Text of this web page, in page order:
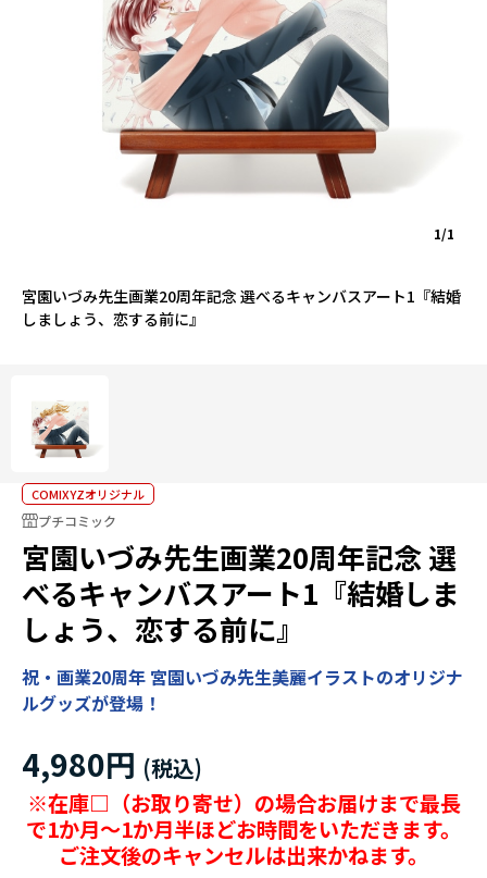
宮園いづみ先生画業20周年記念 選べるキャンバスアート1『結婚
しましょう、恋する前に』
1/1
COMIXYZオリジナル
プチコミック
宮園いづみ先生画業20周年記念 選
べるキャンバスアート1『結婚しま
しょう、恋する前に』
祝・画業20周年 宮園いづみ先生美麗イラストのオリジナ
ルグッズが登場！
4,980円
※在庫□（お取り寄せ）の場合お届けまで最長
で1か月～1か月半ほどお時間をいただきます。
ご注文後のキャンセルは出来かねます。